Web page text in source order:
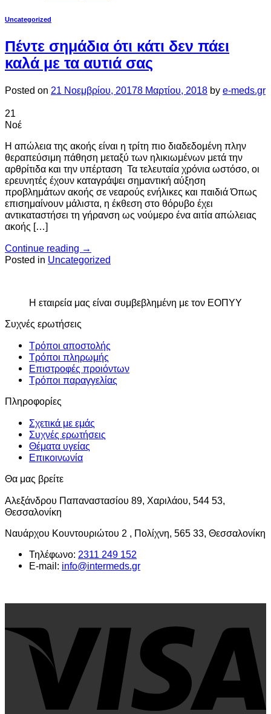
Uncategorized
Πέντε σημάδια ότι κάτι δεν πάει
καλά με τα αυτιά σας
Posted on 21 Νοεμβρίου, 20178 Μαρτίου, 2018 by e-meds.gr
21
Νοέ
Η απώλεια της ακοής είναι η τρίτη πιο διαδεδομένη πλην
θεραπεύσιμη πάθηση μεταξύ των ηλικιωμένων μετά την
αρθρίτιδα και την υπέρταση Τα τελευταία χρόνια ωστόσο, οι
ερευνητές έχουν καταγράψει σημαντική αύξηση
προβλημάτων ακοής σε νεαρούς ενήλικες και παιδιά Όπως
επισημαίνουν μάλιστα, η έκθεση στο θόρυβο έχει
αντικαταστήσει τη γήρανση ως νούμερο ένα αιτία απώλειας
ακοής […]
Continue reading →
Posted in Uncategorized
Η εταιρεία μας είναι συμβεβλημένη με τον ΕΟΠΥΥ
Συχνές ερωτήσεις
Τρόποι αποστολής
Τρόποι πληρωμής
Επιστροφές προιόντων
Τρόποι παραγγελίας
Πληροφορίες
Σχετικά με εμάς
Συχνές ερωτήσεις
Θέματα υγείας
Επικοινωνία
Θα μας βρείτε
Αλεξάνδρου Παπαναστασίου 89, Χαριλάου, 544 53,
Θεσσαλονίκη
Ναυάρχου Κουντουριώτου 2 , Πολίχνη, 565 33, Θεσσαλονίκη
Τηλέφωνο: 2311 249 152
E-mail: info@intermeds.gr